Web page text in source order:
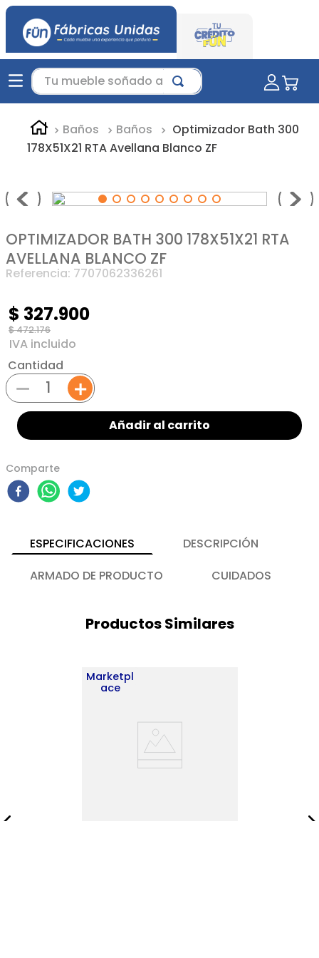
Tu mueble soñado aquí...
Baños Baños
Optimizador Bath 300
178X51X21 RTA Avellana Blanco ZF
OPTIMIZADOR BATH 300 178X51X21 RTA
AVELLANA BLANCO ZF
Referencia: 7707062336261
$472.176
$ 327.900
Cantidad
＋
－
Añadir al carrito
Comparte
ESPECIFICACIONES
DESCRIPCIÓN
ARMADO DE PRODUCTO
CUIDADOS
Productos Similares
Marketpl
ace